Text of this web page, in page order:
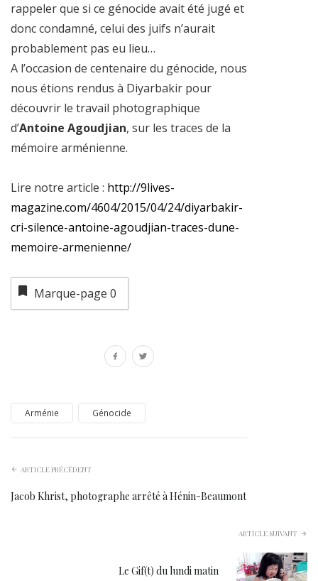
rappeler que si ce génocide avait été jugé et
donc condamné, celui des juifs n’aurait
probablement pas eu lieu…
A l’occasion de centenaire du génocide, nous
nous étions rendus à Diyarbakir pour
découvrir le travail photographique
d’Antoine Agoudjian, sur les traces de la
mémoire arménienne.
Lire notre article : http://9lives-
magazine.com/4604/2015/04/24/diyarbakir-
cri-silence-antoine-agoudjian-traces-dune-
memoire-armenienne/
Marque-page 0
Arménie Génocide
ARTICLE PRÉCÉDENT
Jacob Khrist, photographe arrêté à Hénin-Beaumont
ARTICLE SUIVANT
Le Gif(t) du lundi matin